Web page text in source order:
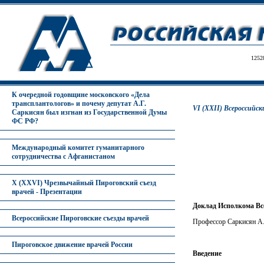
К очередной годовщине московского «Дела
трансплантологов» и почему депутат А.Г.
Саркисян был изгнан из Государственной Думы
ФС РФ?
Международный комитет гуманитарного
сотрудничества с Афганистаном
X (XXVI) Чрезвычайный Пироговский съезд
врачей - Презентации
Всероссийские Пироговские съезды врачей
Пироговское движение врачей России
VI (XXII)
Доклад Исполкома
Профессор Саркисян
Введение